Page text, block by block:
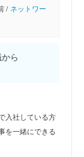
/ ネットワー
ら
入社している方
を一緒にできる